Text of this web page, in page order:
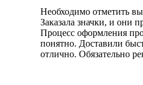
Необходимо отметить
Заказала значки, и они
Процесс оформления
понятно. Доставили
отлично. Обязательно